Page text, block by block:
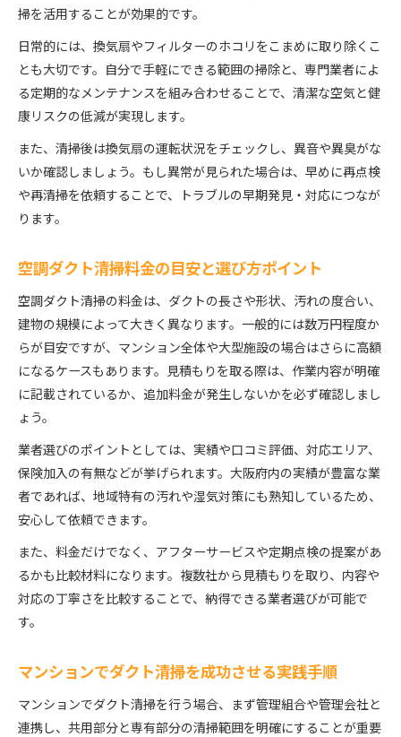
掃を活用することが効果的です。
日常的には、換気扇やフィルターのホコリをこまめに取り除くこ
とも大切です。自分で手軽にできる範囲の掃除と、専門業者によ
る定期的なメンテナンスを組み合わせることで、清潔な空気と健
康リスクの低減が実現します。
また、清掃後は換気扇の運転状況をチェックし、異音や異臭がな
いか確認しましょう。もし異常が見られた場合は、早めに再点検
や再清掃を依頼することで、トラブルの早期発見・対応につなが
ります。
空調ダクト清掃料金の目安と選び方ポイント
空調ダクト清掃の料金は、ダクトの長さや形状、汚れの度合い、
建物の規模によって大きく異なります。一般的には数万円程度か
らが目安ですが、マンション全体や大型施設の場合はさらに高額
になるケースもあります。見積もりを取る際は、作業内容が明確
に記載されているか、追加料金が発生しないかを必ず確認しまし
ょう。
業者選びのポイントとしては、実績や口コミ評価、対応エリア、
保険加入の有無などが挙げられます。大阪府内の実績が豊富な業
者であれば、地域特有の汚れや湿気対策にも熟知しているため、
安心して依頼できます。
また、料金だけでなく、アフターサービスや定期点検の提案があ
るかも比較材料になります。複数社から見積もりを取り、内容や
対応の丁寧さを比較することで、納得できる業者選びが可能で
す。
マンションでダクト清掃を成功させる実践手順
マンションでダクト清掃を行う場合、まず管理組合や管理会社と
連携し、共用部分と専有部分の清掃範囲を明確にすることが重要